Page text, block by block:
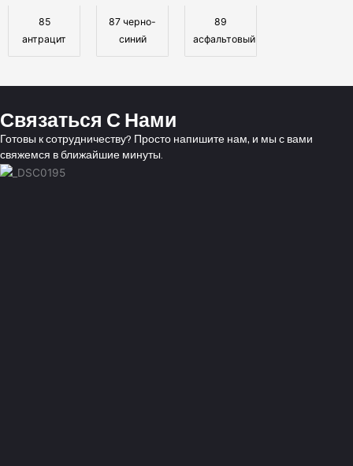
85
антрацит
87 черно-
синий
89
асфальтовый
Связаться С Нами
Готовы к сотрудничеству? Просто напишите нам, и мы с вами
свяжемся в ближайшие минуты.